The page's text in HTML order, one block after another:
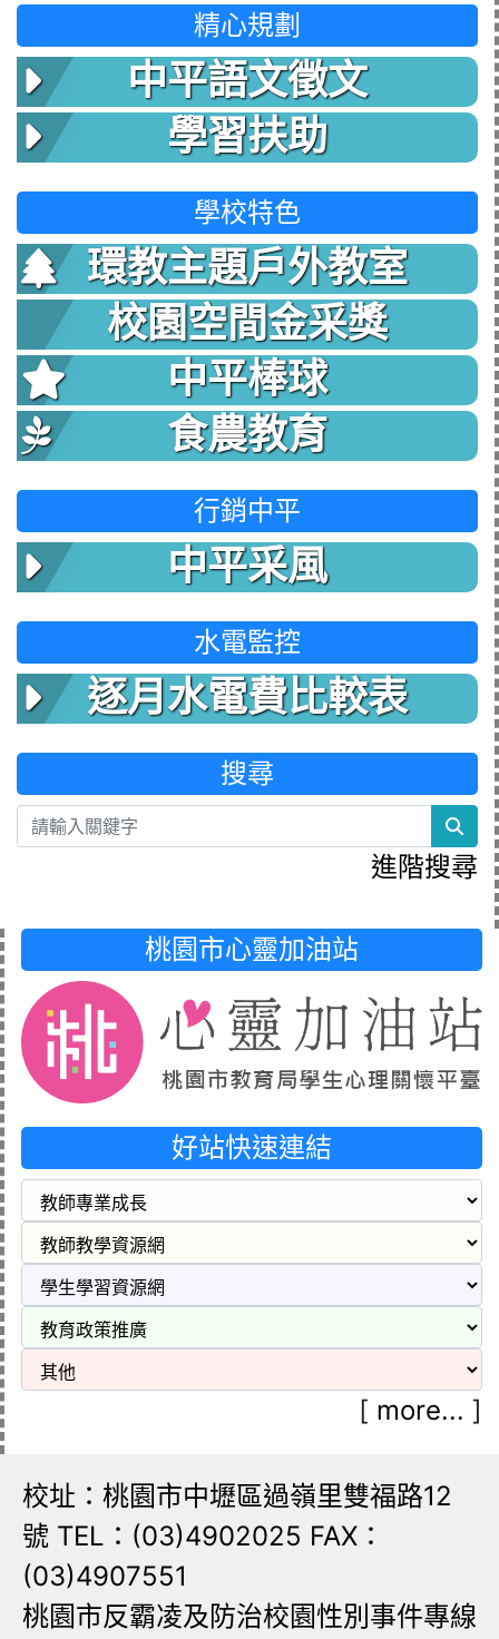
精心規劃
中平語文徵文
學習扶助
學校特色
環教主題戶外教室
校園空間金采獎
中平棒球
食農教育
行銷中平
中平采風
水電監控
逐月水電費比較表
搜尋
進階搜尋
桃園市心靈加油站
好站快速連結
[ more... ]
校址：桃園市中壢區過嶺里雙福路12
號 TEL：(03)4902025 FAX：
(03)4907551
桃園市反霸凌及防治校園性別事件專線